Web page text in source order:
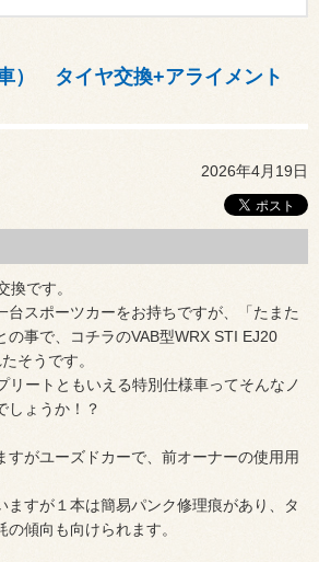
） タイヤ交換+アライメント
2026年4月19日
換です。
台スポーツカーをお持ちですが、「たまた
の事で、コチラのVAB型WRX STI EJ20
そうです。
リートともいえる特別仕様車ってそんなノ
しょうか！？
すがユーズドカーで、前オーナーの使用用
ますが１本は簡易パンク修理痕があり、タ
傾向も向けられます。